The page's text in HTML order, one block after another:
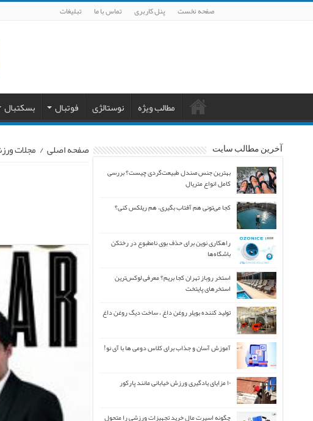
صفحه نخست پنل کاربری تماس با ما تبلیغات
مطالب ویژه نوستالژی فوتبال بسکتبال
صفحه اصلی / مجلات آخرین مطالب سایت
بهترین جنس صندل طبیعت‌گردی چیست؟ بررسی
کامل انواع متریال
کجا می‌تونی هم آفتاب بگیری، هم ریلکس کنی؟
راهکاری نوین برای حذف بوی نامطبوع در رختکن
باشگاه‌ها
استخر روباز تهران کجا بریم؟ معرفی لوکس‌ترین
استخرهای پایتخت
تولید کننده بویلر روغن داغ ، ساخت دیگ روغن داغ
آموزش آسان و جذاب برای کلاس دومی ها با آی نو!
۱۰ مزایای یادگیری ورزش خیابانی مانند پارکور
چگونه اسپرت مال خرید تجهیزات ورزشی را متحول